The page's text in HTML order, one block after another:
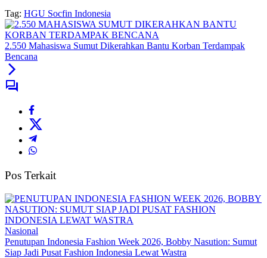
Tag: HGU Socfin Indonesia
2.550 Mahasiswa Sumut Dikerahkan Bantu Korban Terdampak
Bencana
Pos Terkait
Nasional
Penutupan Indonesia Fashion Week 2026, Bobby Nasution: Sumut
Siap Jadi Pusat Fashion Indonesia Lewat Wastra